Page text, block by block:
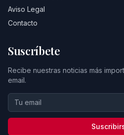
Aviso Legal
Contacto
Suscríbete
Recibe nuestras noticias más
email.